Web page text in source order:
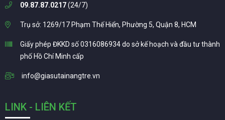
09.87.87.0217(24/7)
Trụ sở: 1269/17 Phạm Thế Hiển, Phường 5, Quận 8, HCM
Giấy phép ĐKKD số 0316086934 do sở kế hoạch và đầu tư thành
phố Hồ Chí Minh cấp
info@giasutainangtre.vn
LINK - LIÊN KẾT